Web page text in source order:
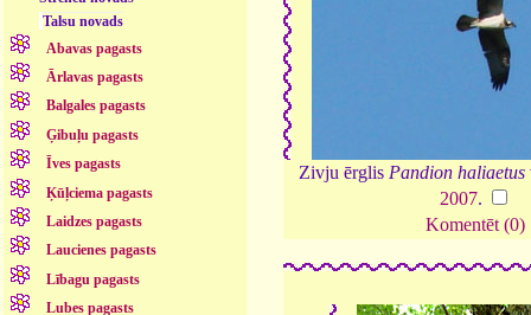
Talsu novads
Abavas pagasts
Ārlavas pagasts
Balgales pagasts
Ģibuļu pagasts
Īves pagasts
Ķūļciema pagasts
Laidzes pagasts
Laucienes pagasts
Lībagu pagasts
Lubes pagasts
Zivju ērglis Pandion haliaetus
2007.
Komentēt (0)